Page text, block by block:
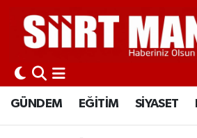
GÜNDEM EĞİTİM SİYASET
GÜNDEM
EĞİTİM
SİYASET
Siirt Nöbetçi Eczaneler
Siirt Hava Durumu
Siirt Namaz Vakitleri